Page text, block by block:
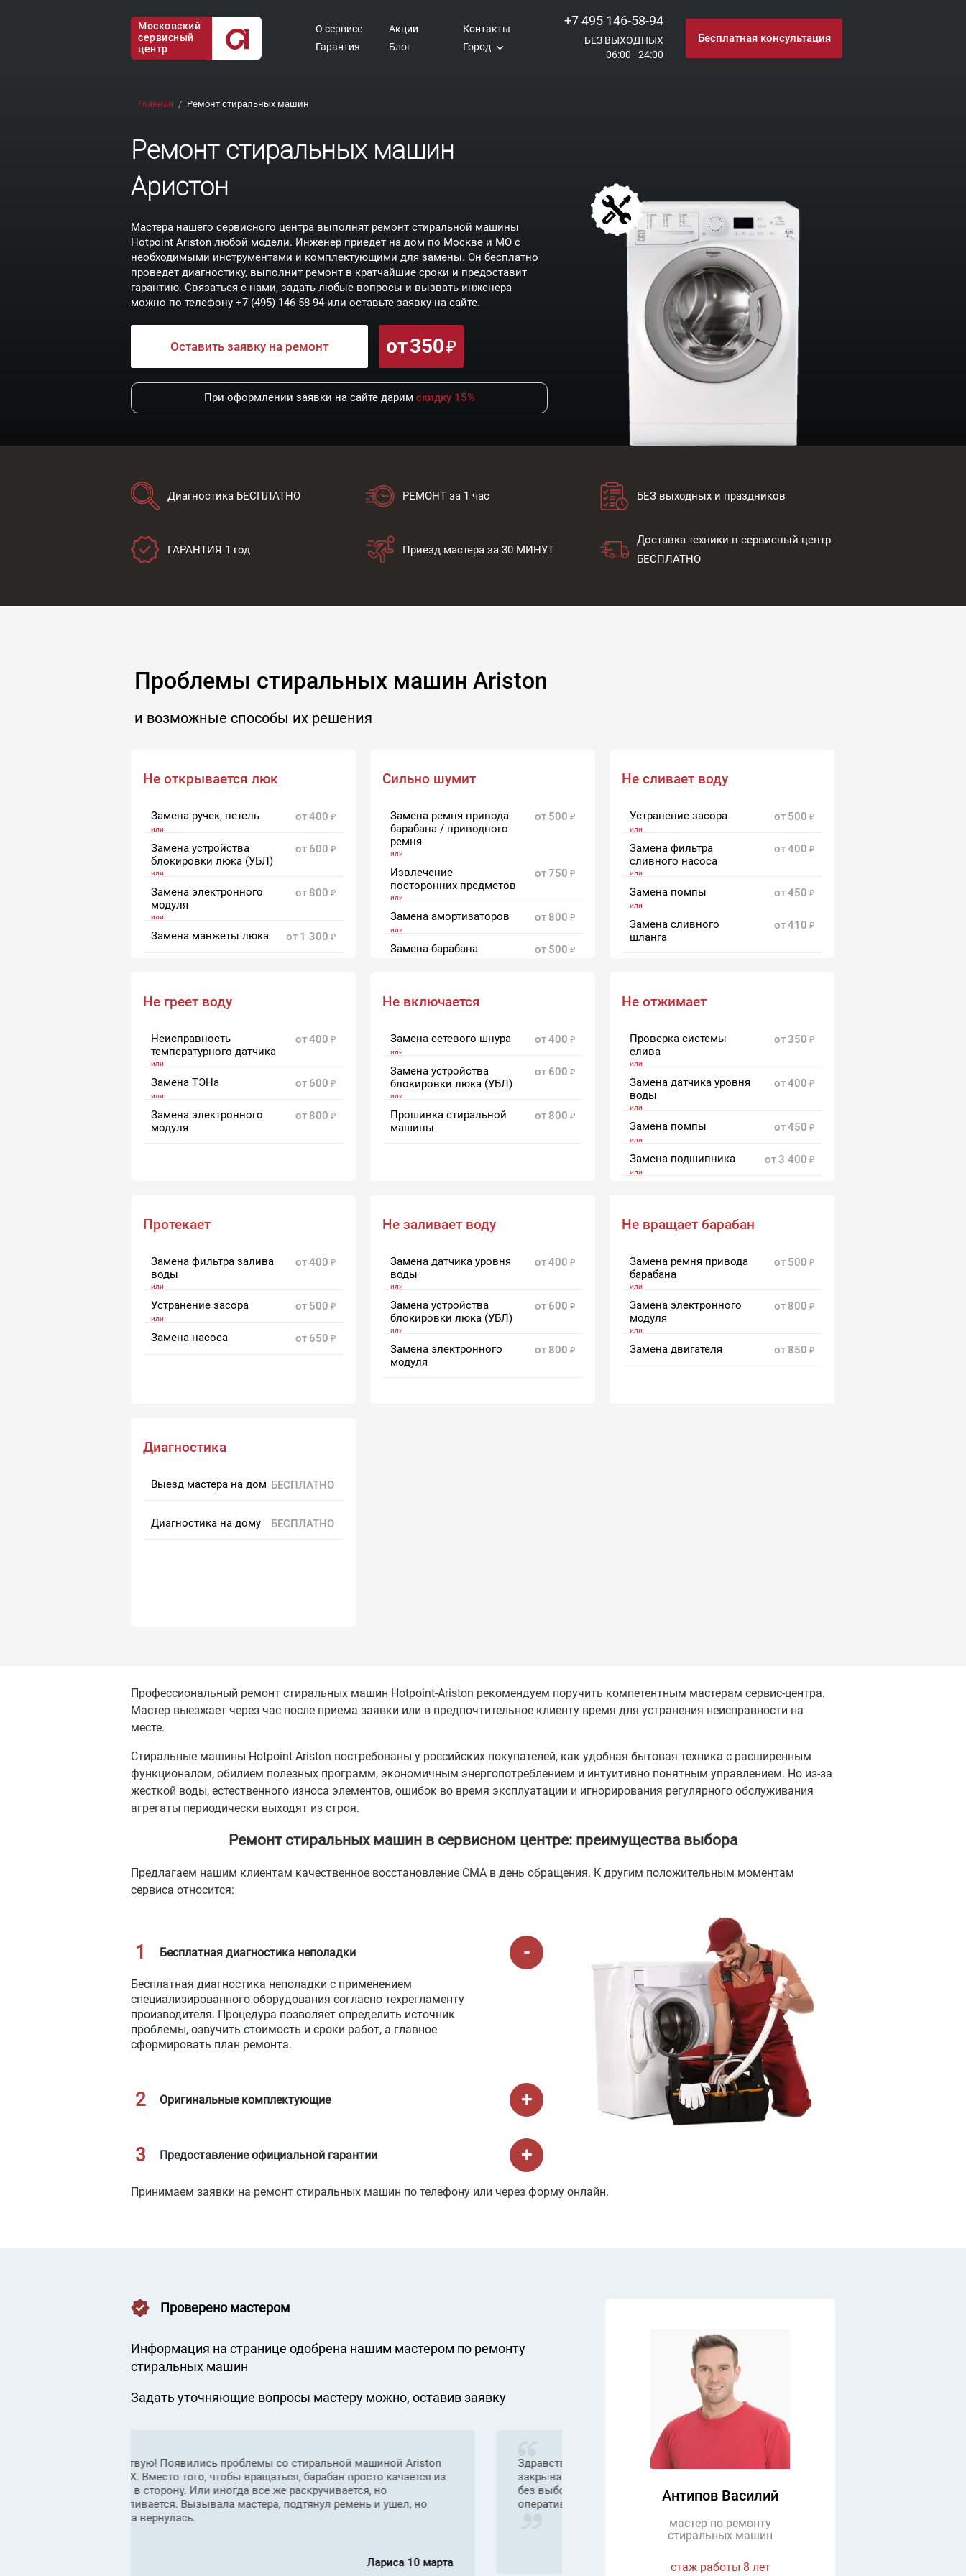
Московский
сервисный
центр
О сервисе Акции
Контакты
Гарантия
Блог Город
+7 495 146-58-94
БЕЗ ВЫХОДНЫХ
06:00 - 24:00
Бесплатная консультация
Главная Ремонт стиральных машин
Ремонт стиральных машин
Аристон
Мастера нашего сервисного центра выполнят ремонт стиральной машины
Hotpoint Ariston любой модели. Инженер приедет на дом по Москве и МО с
необходимыми инструментами и комплектующими для замены. Он бесплатно
проведет диагностику, выполнит ремонт в кратчайшие сроки и предоставит
гарантию. Связаться с нами, задать любые вопросы и вызвать инженера
можно по телефону +7 (495) 146-58-94 или оставьте заявку на сайте.
Оставить заявку на ремонт от350
При оформлении заявки на сайте дарим скидку 15%
Диагностика БЕСПЛАТНО РЕМОНТ за 1 час БЕЗ выходных и праздников
ГАРАНТИЯ 1 год Приезд мастера за 30 МИНУТ
Доставка техники в сервисный центр
БЕСПЛАТНО
Проблемы стиральных машин Ariston
и возможные способы их решения
Не открывается люк
Замена ручек, петель от400
Замена устройства
блокировки люка (УБЛ)
от 600
Замена электронного
модуля
от 800
Замена манжеты люка от 1 300
Сильно шумит
Замена ремня привода
барабана / приводного
ремня
от 500
Извлечение
посторонних предметов
от750
Замена амортизаторов от 800
Замена барабана от 500
Не сливает воду
Устранение засора от 500
Замена фильтра
сливного насоса
от400
Замена помпы от450
Замена сливного
шланга
от410
Не греет воду
Неисправность
температурного датчика
от400
Замена ТЭНа от 600
Замена электронного
модуля
от 800
Не включается
Замена сетевого шнура от400
Замена устройства
блокировки люка (УБЛ)
от 600
Прошивка стиральной
машины
от 800
Не отжимает
Проверка системы
слива
от350
Замена датчика уровня
воды
от400
Замена помпы от450
Замена подшипника от3 400
Протекает
Замена фильтра залива
воды
от400
Устранение засора от 500
Замена насоса от 650
Не заливает воду
Замена датчика уровня
воды
от400
Замена устройства
блокировки люка (УБЛ)
от 600
Замена электронного
модуля
от 800
Не вращает барабан
Замена ремня привода
барабана
от 500
Замена электронного
модуля
от 800
Замена двигателя от 850
Диагностика
Выезд мастера на дом БЕСПЛАТНО
Диагностика на дому БЕСПЛАТНО
Профессиональный ремонт стиральных машин Hotpoint-Ariston рекомендуем поручить компетентным мастерам сервис-центра.
Мастер выезжает через час после приема заявки или в предпочтительное клиенту время для устранения неисправности на
месте.
Стиральные машины Hotpoint-Ariston востребованы у российских покупателей, как удобная бытовая техника с расширенным
функционалом, обилием полезных программ, экономичным энергопотреблением и интуитивно понятным управлением. Но из-за
жесткой воды, естественного износа элементов, ошибок во время эксплуатации и игнорирования регулярного обслуживания
агрегаты периодически выходят из строя.
Ремонт стиральных машин в сервисном центре: преимущества выбора
Предлагаем нашим клиентам качественное восстановление СМА в день обращения. К другим положительным моментам
сервиса относится:
Бесплатная диагностика неполадки
Бесплатная диагностика неполадки с применением
специализированного оборудования согласно техрегламенту
производителя. Процедура позволяет определить источник
проблемы, озвучить стоимость и сроки работ, а главное
сформировать план ремонта.
Оригинальные комплектующие
Предоставление официальной гарантии
Принимаем заявки на ремонт стиральных машин по телефону или через форму онлайн.
Проверено мастером
Информация на странице одобрена нашим мастером по ремонту
стиральных машин
Задать уточняющие вопросы мастеру можно, оставив заявку
Здравствуйте. Прошу совета, куда смотреть, что делать? Как только
закрываю дверцу стиральной машины – она сама начинает стирку
без выбора программы. Модель Ariston AVSL 105. Спасибо за
оперативный ответ
Доброго дня. Подскажите по стиральной машине Ariston AVSL 100.
полоскания и отжима не переходит. Ошибку не показывает. И такое
происходит на всех программах стирки. Подскажите, что это может
Антипов Василий
мастер по ремонту
стиральных машин
стаж работы 8 лет